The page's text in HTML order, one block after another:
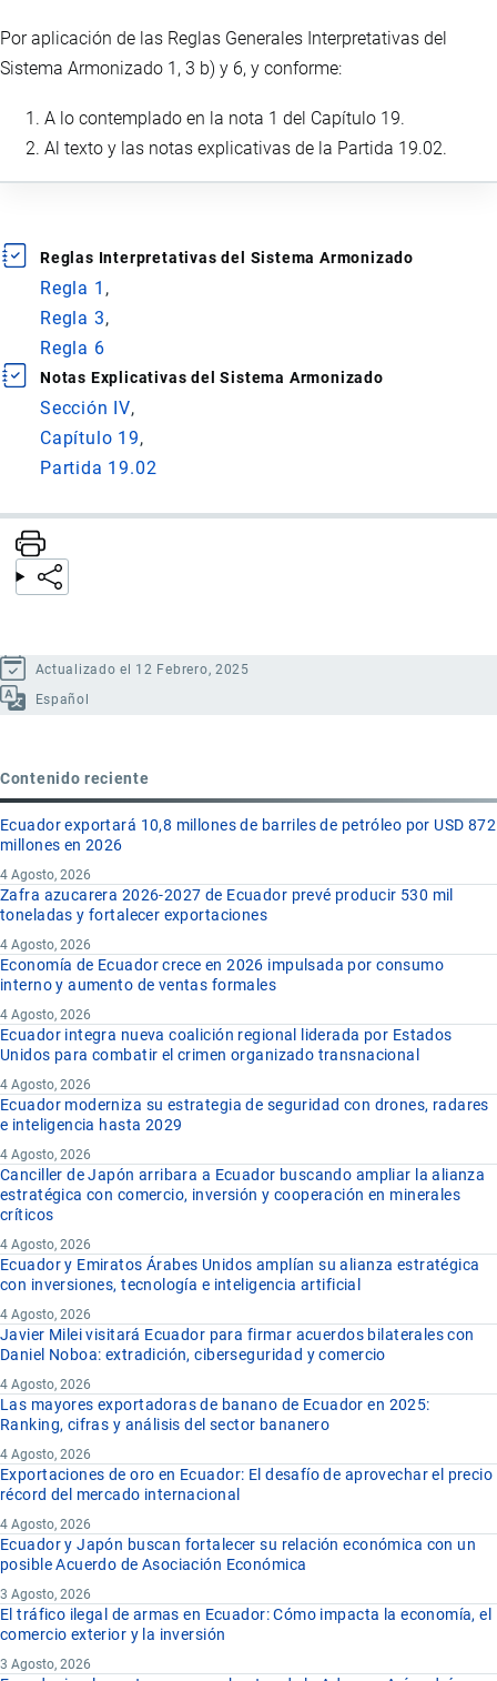
Por aplicación de las Reglas Generales Interpretativas del
Sistema Armonizado 1, 3 b) y 6, y conforme:
A lo contemplado en la nota 1 del Capítulo 19.
Al texto y las notas explicativas de la Partida 19.02.
Reglas Interpretativas del Sistema Armonizado
Regla 1
Regla 3
Regla 6
Notas Explicativas del Sistema Armonizado
Sección IV
Capítulo 19
Partida 19.02
Actualizado el 12 Febrero, 2025
Español
Contenido reciente
Ecuador exportará 10,8 millones de barriles de petróleo por USD 872
millones en 2026
4 Agosto, 2026
Zafra azucarera 2026-2027 de Ecuador prevé producir 530 mil
toneladas y fortalecer exportaciones
4 Agosto, 2026
Economía de Ecuador crece en 2026 impulsada por consumo
interno y aumento de ventas formales
4 Agosto, 2026
Ecuador integra nueva coalición regional liderada por Estados
Unidos para combatir el crimen organizado transnacional
4 Agosto, 2026
Ecuador moderniza su estrategia de seguridad con drones, radares
e inteligencia hasta 2029
4 Agosto, 2026
Canciller de Japón arribara a Ecuador buscando ampliar la alianza
estratégica con comercio, inversión y cooperación en minerales
críticos
4 Agosto, 2026
Ecuador y Emiratos Árabes Unidos amplían su alianza estratégica
con inversiones, tecnología e inteligencia artificial
4 Agosto, 2026
Javier Milei visitará Ecuador para firmar acuerdos bilaterales con
Daniel Noboa: extradición, ciberseguridad y comercio
4 Agosto, 2026
Las mayores exportadoras de banano de Ecuador en 2025:
Ranking, cifras y análisis del sector bananero
4 Agosto, 2026
Exportaciones de oro en Ecuador: El desafío de aprovechar el precio
récord del mercado internacional
4 Agosto, 2026
Ecuador y Japón buscan fortalecer su relación económica con un
posible Acuerdo de Asociación Económica
3 Agosto, 2026
El tráfico ilegal de armas en Ecuador: Cómo impacta la economía, el
comercio exterior y la inversión
3 Agosto, 2026